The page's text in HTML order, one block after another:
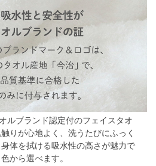
ルブランド認定付のフェイスタオ
りが心地よく、洗うたびにふっく
体を拭ける吸水性の高さが魅力で
から選べます。